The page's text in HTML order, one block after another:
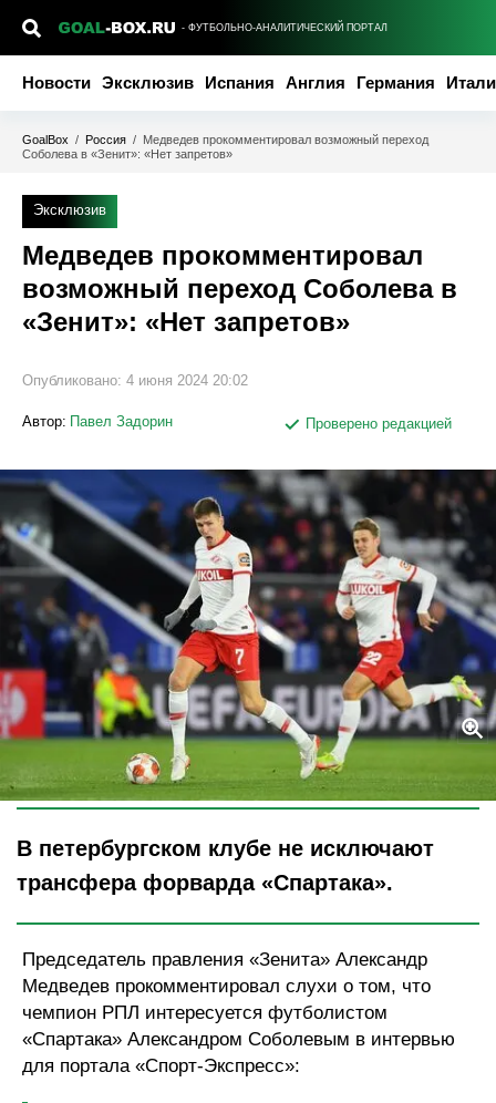
- ФУТБОЛЬНО-АНАЛИТИЧЕСКИЙ ПОРТАЛ
Новости Эксклюзив Испания Англия Германия
GoalBox / Россия / Медведев прокомментировал возможный переход
Соболева в «Зенит»: «Нет запретов»
Эксклюзив
Медведев прокомментировал
возможный переход Соболева в
«Зенит»: «Нет запретов»
Опубликовано: 4 июня 2024 20:02
Автор: Павел Задорин Проверено редакцией
Legion-Media
В петербургском клубе не исключают
трансфера форварда «Спартака».
Председатель правления «Зенита» Александр
Медведев прокомментировал слухи о том, что
чемпион РПЛ интересуется футболистом
«Спартака» Александром Соболевым в интервью
для портала «Спорт-Экспресс»: